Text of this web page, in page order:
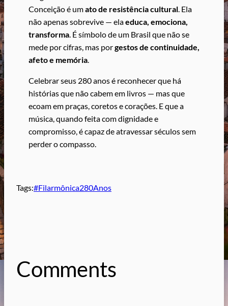
Conceição é umato de resistência cultural . Ela
não apenas sobrevive — elaeduca, emociona,
transforma . É símbolo de um Brasil que não se
mede por cifras, mas porgestos de continuidade,
afeto e memória
Celebrar seus 280 anos é reconhecer que há
histórias que não cabem em livros — mas que
ecoam em praças, coretos e corações. E que a
música, quando feita com dignidade e
compromisso, é capaz de atravessar séculos sem
perder o compasso.
Tags:#Filarmônica280Anos
Comments